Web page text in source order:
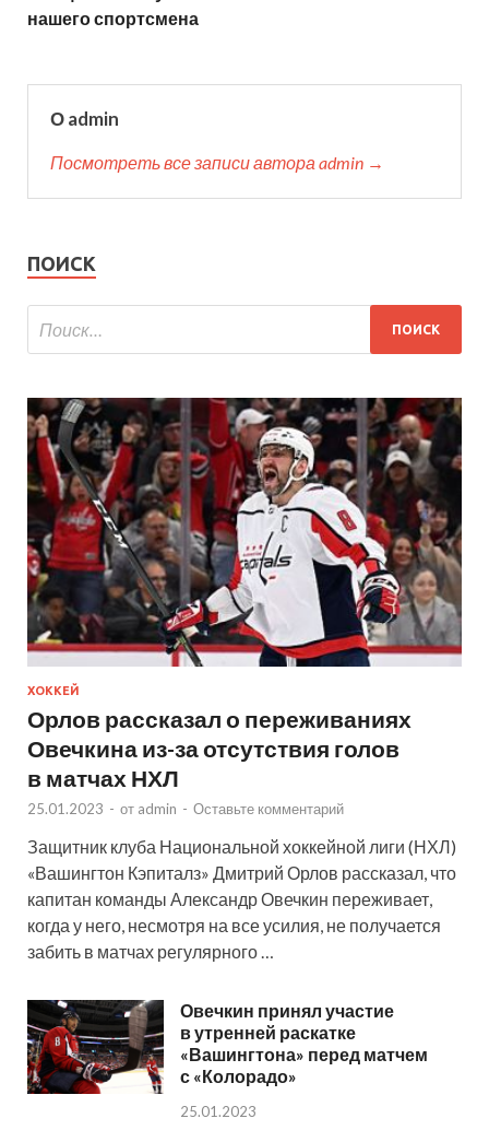
нашего спортсмена
О admin
Посмотреть все записи автора admin →
ПОИСК
ХОККЕЙ
Орлов рассказал о переживаниях
Овечкина из-за отсутствия голов
в матчах НХЛ
25.01.2023 - от admin - Оставьте комментарий
Защитник клуба Национальной хоккейной лиги (НХЛ)
«Вашингтон Кэпиталз» Дмитрий Орлов рассказал, что
капитан команды Александр Овечкин переживает,
когда у него, несмотря на все усилия, не получается
забить в матчах регулярного …
Овечкин принял участие
в утренней раскатке
«Вашингтона» перед матчем
с «Колорадо»
25.01.2023